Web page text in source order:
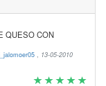
QUESO CON
, 13-05-2010